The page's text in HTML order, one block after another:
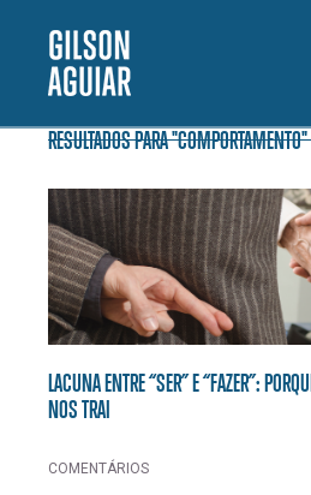
RESULTADOS PARA "COMPORTAMENTO"
LACUNA ENTRE “SER” E “FAZER”:
NOS TRAI
COMENTÁRIOS